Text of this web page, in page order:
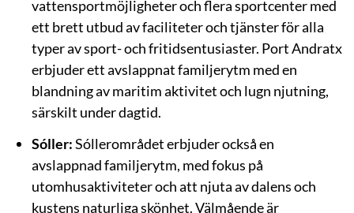
vattensportmöjligheter och flera sportcenter med
ett brett utbud av faciliteter och tjänster för alla
typer av sport- och fritidsentusiaster. Port Andratx
erbjuder ett avslappnat familjerytm med en
blandning av maritim aktivitet och lugn njutning,
särskilt under dagtid.
Sóller:Sóllerområdet erbjuder också en
avslappnad familjerytm, med fokus på
utomhusaktiviteter och att njuta av dalens och
kustens naturliga skönhet. Välmående är